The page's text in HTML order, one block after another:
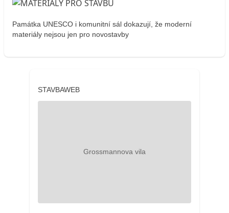
Památka UNESCO i komunitní sál dokazují, že moderní
materiály nejsou jen pro novostavby
STAVBAWEB